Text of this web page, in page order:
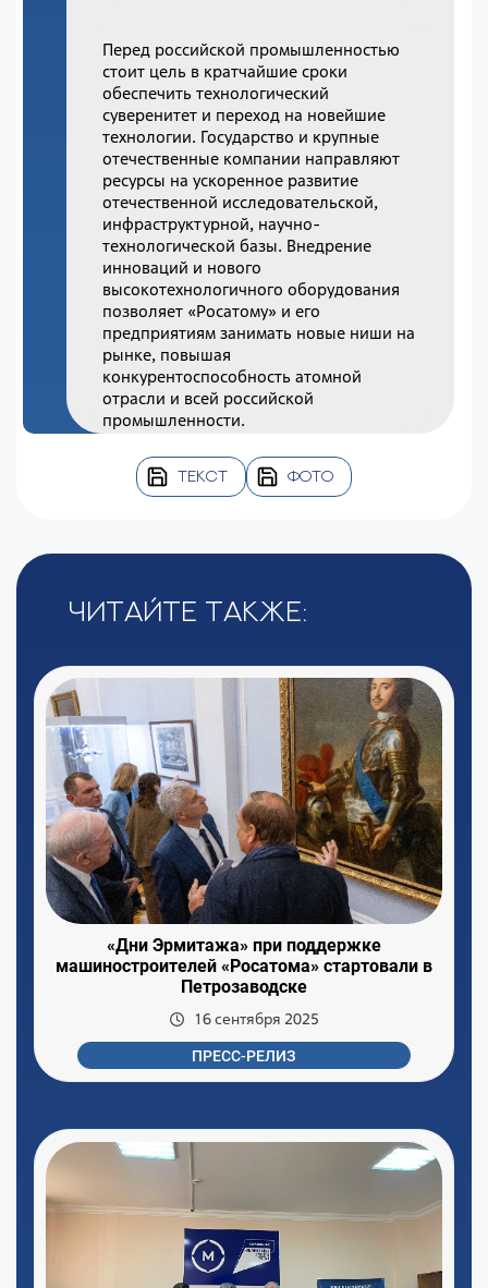
Перед российской промышленностью
стоит цель в кратчайшие сроки
обеспечить технологический
суверенитет и переход на новейшие
технологии. Государство и крупные
отечественные компании направляют
ресурсы на ускоренное развитие
отечественной исследовательской,
инфраструктурной, научно-
технологической базы. Внедрение
инноваций и нового
высокотехнологичного оборудования
позволяет «Росатому» и его
предприятиям занимать новые ниши на
рынке, повышая
конкурентоспособность атомной
отрасли и всей российской
промышленности.
ТЕКСТ ФОТО
Читайте также:
«Дни Эрмитажа» при поддержке
машиностроителей «Росатома» стартовали в
Петрозаводске
16 сентября 2025
ПРЕСС-РЕЛИЗ